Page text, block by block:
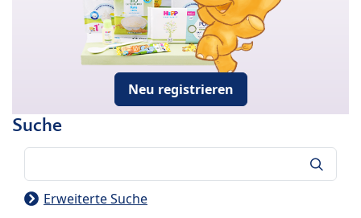
Neu registrieren
Suche
Erweiterte Suche